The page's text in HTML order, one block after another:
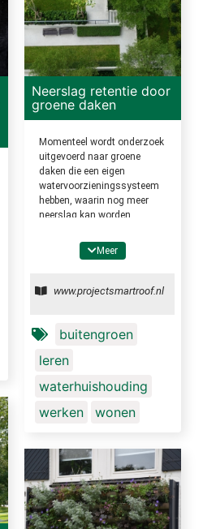
Neerslag retentie door
groene daken
Momenteel wordt onderzoek
uitgevoerd naar groene
daken die een eigen
watervoorzieningssysteem
hebben, waarin nog meer
neerslag kan worden
droge tijden water
beschikbaar voor de
naderende piekbui kan het
het stedelijk watersysteem
gedempt.
Meer
www.projectsmartroof.nl
buitengroen
leren
waterhuishouding
werken
wonen